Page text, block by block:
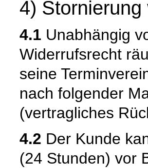
4) Stornierung
4.1 Unabhängig
Widerrufsrecht
seine
nach folgender
(vertragliches
4.2 Der Kunde
(24 Stunden) vor